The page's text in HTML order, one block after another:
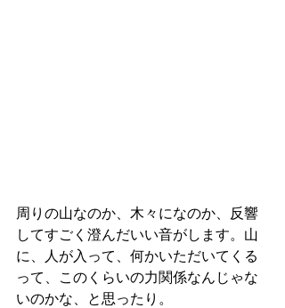
周りの山なのか、木々になのか、反響
してすごく澄んだいい音がします。山
に、人が入って、何かいただいてくる
って、このくらいの力関係なんじゃな
いのかな、と思ったり。